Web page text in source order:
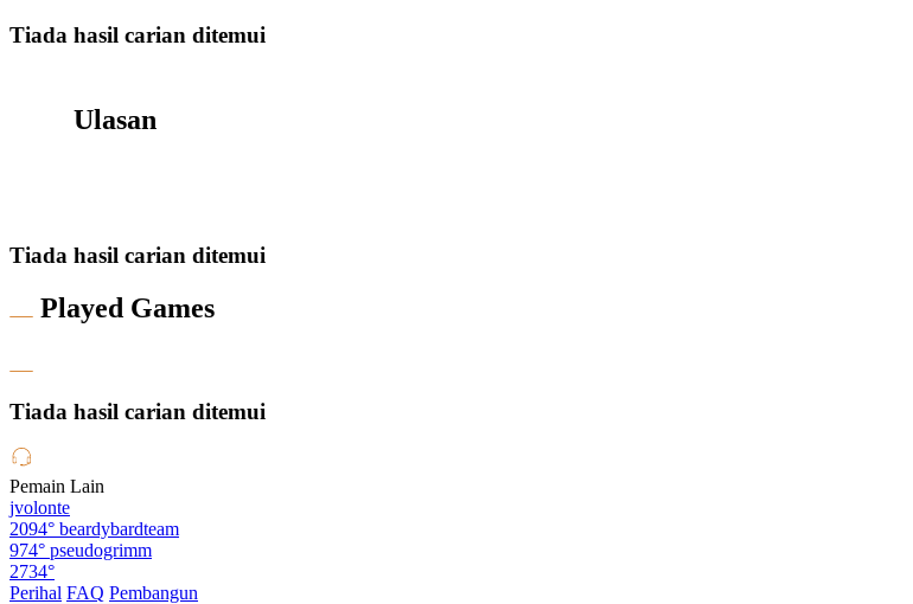
Tiada hasil carian ditemui
Ulasan
Tiada hasil carian ditemui
Played Games
Tiada hasil carian ditemui
Pemain Lain
jvolonte
2094° beardybardteam
974° pseudogrimm
2734°
Perihal FAQ Pembangun